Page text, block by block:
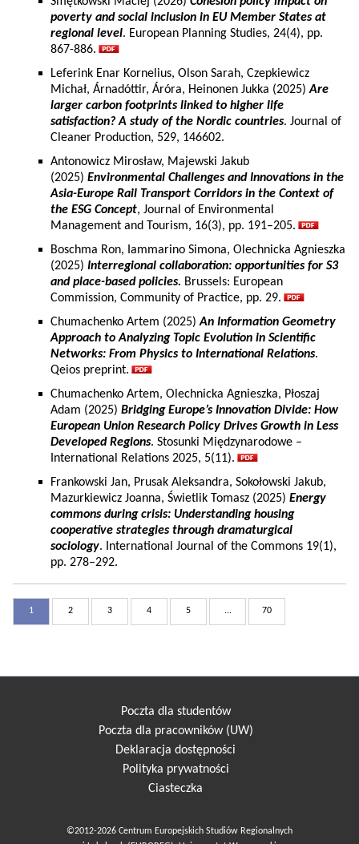
poverty and social inclusion in EU Member States at
regional level. European Planning Studies, 24(4), pp.
867-886.
Leferink Enar Kornelius, Olson Sarah, Czepkiewicz
Michał, Árnadóttir, Áróra, Heinonen Jukka (2025)Are
larger carbon footprints linked to higher life
satisfaction? A study of the Nordic countries. Journal of
Cleaner Production, 529, 146602.
Antonowicz Mirosław, Majewski Jakub
(2025) Environmental Challenges and Innovations in the
Asia-Europe Rail Transport Corridors in the Context of
the ESG Concept, Journal of Environmental
Management and Tourism, 16(3), pp. 191–205.
Boschma Ron, Iammarino Simona, Olechnicka Agnieszka
(2025) Interregional collaboration: opportunities for S3
and place-based policies. Brussels: European
Commission, Community of Practice, pp. 29.
Chumachenko Artem (2025)An Information Geometry
Approach to Analyzing Topic Evolution in Scientific
Networks: From Physics to International Relations.
Qeios preprint.
Chumachenko Artem, Olechnicka Agnieszka, Płoszaj
Adam (2025) Bridging Europe’s Innovation Divide: How
European Union Research Policy Drives Growth in Less
Developed Regions. Stosunki Międzynarodowe –
International Relations 2025, 5(11).
Frankowski Jan, Prusak Aleksandra, Sokołowski Jakub,
Mazurkiewicz Joanna, Świetlik Tomasz (2025) Energy
commons during crisis: Understanding housing
cooperative strategies through dramaturgical
sociology. International Journal of the Commons 19(1),
pp. 278–292.
1 2 3 4 5 ... 70
Poczta dla studentów
Poczta dla pracowników (UW)
Deklaracja dostępności
Polityka prywatności
Ciasteczka
©2012-2026 Centrum Europejskich Studiów Regionalnych